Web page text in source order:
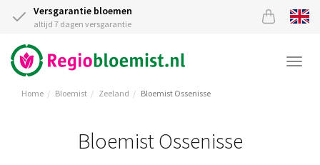
Versgarantie bloemen
altijd 7 dagen versgarantie
Home Bloemist Zeeland Bloemist Ossenisse
Bloemist Ossenisse